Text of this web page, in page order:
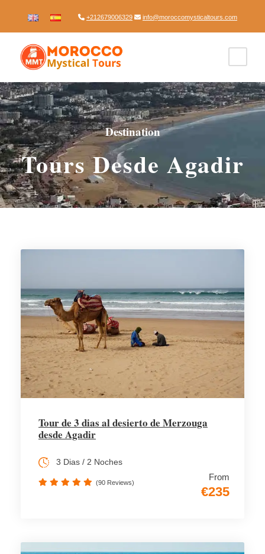
+212679006329 info@moroccomysticaltours.com
Destination
Tours Desde Agadir
Tour de 3 dias al desierto de Merzouga
desde Agadir
From
€235
3 Dias / 2 Noches
(90 Reviews)